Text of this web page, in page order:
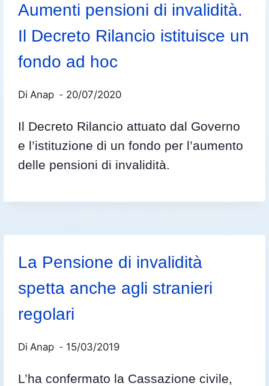
Aumenti pensioni di invalidità.
Il Decreto Rilancio istituisce un
fondo ad hoc
Di Anap 20/07/2020
Il Decreto Rilancio attuato dal Governo
e l’istituzione di un fondo per l’aumento
delle pensioni di invalidità.
La Pensione di invalidità
spetta anche agli stranieri
regolari
Di Anap 15/03/2019
L’ha confermato la Cassazione civile,